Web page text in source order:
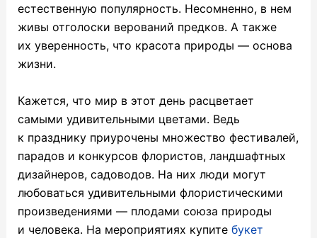
естественную популярность. Несомненно, в нем
живы отголоски верований предков. А также
их уверенность, что красота природы — основа
жизни.
Кажется, что мир в этот день расцветает
самыми удивительными цветами. Ведь
к празднику приурочены множество фестивалей,
парадов и конкурсов флористов, ландшафтных
дизайнеров, садоводов. На них люди могут
любоваться удивительными флористическими
произведениями — плодами союза природы
и человека. На мероприятиях купитебукет